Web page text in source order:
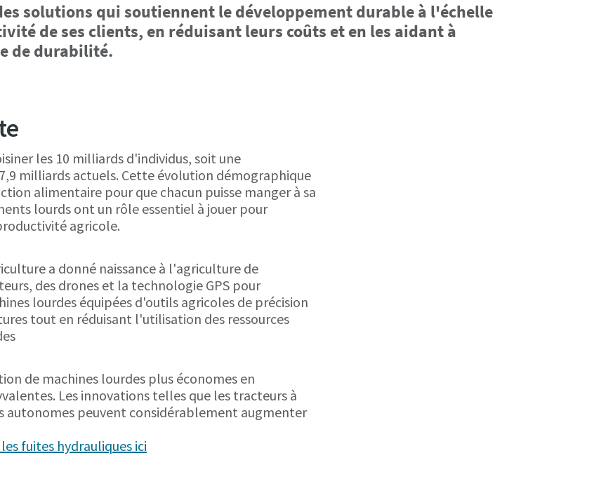
solutions qui soutiennent le développement durable à l'échelle
de ses clients, en réduisant leurs coûts et en les aidant à
de durabilité.
les 10 milliards d'individus, soit une
milliards actuels. Cette évolution démographique
alimentaire pour que chacun puisse manger à sa
lourds ont un rôle essentiel à jouer pour
agricole.
a donné naissance à l'agriculture de
des drones et la technologie GPS pour
lourdes équipées d'outils agricoles de précision
tout en réduisant l'utilisation des ressources
de machines lourdes plus économes en
Les innovations telles que les tracteurs à
autonomes peuvent considérablement augmenter
fuites hydrauliques ici